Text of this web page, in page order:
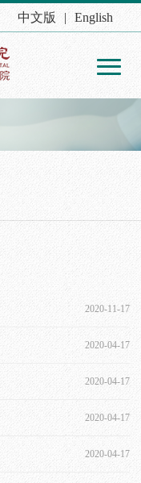
中文版 | English
2020-11-17
2020-04-17
2020-04-17
2020-04-17
2020-04-17